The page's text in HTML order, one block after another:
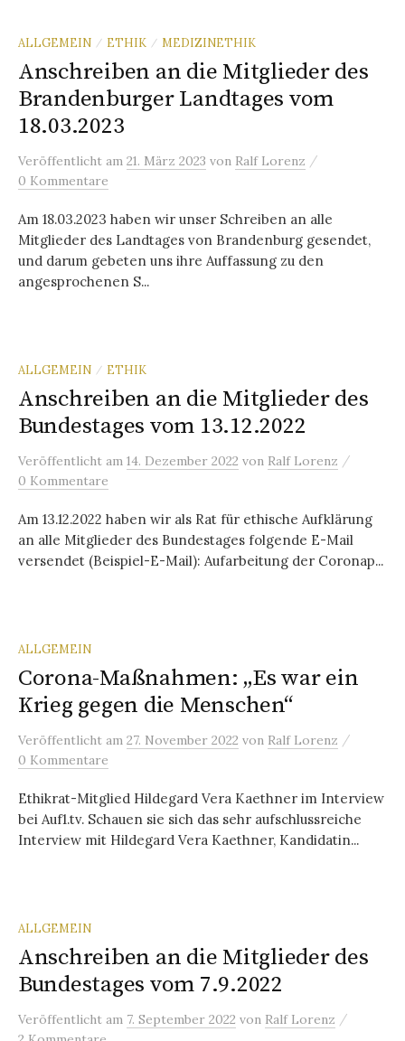
ALLGEMEIN / ETHIK / MEDIZINETHIK
Anschreiben an die Mitglieder des
Brandenburger Landtages vom
18.03.2023
Veröffentlicht am 21. März 2023 von Ralf Lorenz /
0 Kommentare
Am 18.03.2023 haben wir unser Schreiben an alle
Mitglieder des Landtages von Brandenburg gesendet,
und darum gebeten uns ihre Auffassung zu den
angesprochenen S...
ALLGEMEIN / ETHIK
Anschreiben an die Mitglieder des
Bundestages vom 13.12.2022
Veröffentlicht am 14. Dezember 2022 von Ralf Lorenz /
0 Kommentare
Am 13.12.2022 haben wir als Rat für ethische Aufklärung
an alle Mitglieder des Bundestages folgende E-Mail
versendet (Beispiel-E-Mail): Aufarbeitung der Coronap...
ALLGEMEIN
Corona-Maßnahmen: „Es war ein
Krieg gegen die Menschen“
Veröffentlicht am 27. November 2022 von Ralf Lorenz /
0 Kommentare
Ethikrat-Mitglied Hildegard Vera Kaethner im Interview
bei Auf1.tv. Schauen sie sich das sehr aufschlussreiche
Interview mit Hildegard Vera Kaethner, Kandidatin...
ALLGEMEIN
Anschreiben an die Mitglieder des
Bundestages vom 7.9.2022
Veröffentlicht am 7. September 2022 von Ralf Lorenz /